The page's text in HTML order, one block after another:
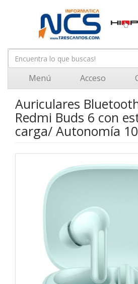
Menú Acceso
Auriculares
Redmi Buds 6 con
carga/ Autonomía